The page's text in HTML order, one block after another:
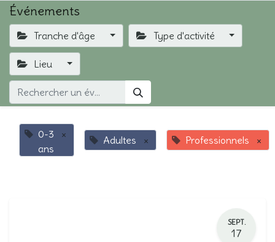
Événements
Tranche d'âge Type d'activité
Lieu
0-3
ans
× Adultes × Professionnels ×
SEPT.
17